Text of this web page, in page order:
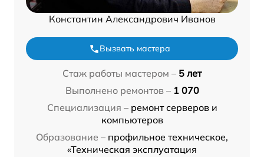
Константин Александрович Иванов
Вызвать мастера
Стаж работы мастером – 5 лет
Выполнено ремонтов – 1 070
Специализация – ремонт серверов и
компьютеров
Образование – профильное техническое,
«Техническая эксплуатация